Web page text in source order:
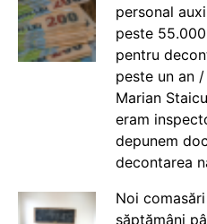
personal
peste
pentru
peste un an
Marian
eram
depunem
decontarea
Noi
săptămâni